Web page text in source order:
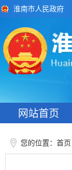
淮南市人民政府
网站首页
您的位置： 首页